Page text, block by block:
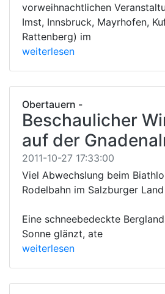
vorweihnachtlichen
Imst, Innsbruck, Mayrhofen,
Rattenberg) im
weiterlesen
Obertauern -
Beschaulicher
auf der
2011-10-27 17:33:00
Viel Abwechslung beim
Rodelbahn im Salzburger Land
Eine schneebedeckte
Sonne glänzt, ate
weiterlesen